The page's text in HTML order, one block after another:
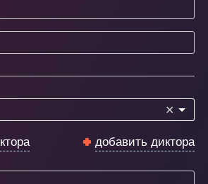
✕
добавить диктора